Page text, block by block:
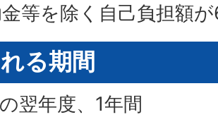
等を除く自己負担額
る期間
翌年度、1年間